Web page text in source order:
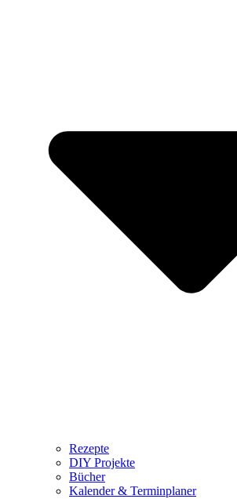
Rezepte
DIY Projekte
Bücher
Kalender & Terminplaner